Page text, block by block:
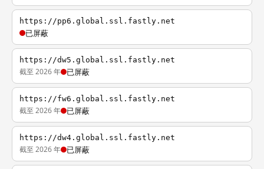
https://pp6.global.ssl.fastly.net
已屏蔽
https://dw5.global.ssl.fastly.net
截至 2026 年 已屏蔽
https://fw6.global.ssl.fastly.net
截至 2026 年 已屏蔽
https://dw4.global.ssl.fastly.net
截至 2026 年 已屏蔽